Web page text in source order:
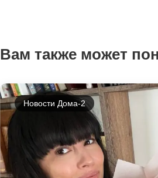
Вам также может
Новости Дома-2